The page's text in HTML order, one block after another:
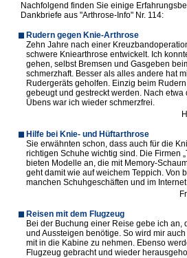
Nachfolgend finden Sie einige
Dankbriefe aus "Arthrose-Info" Nr. 114:
Rudern gegen Knie-Arthrose
Zehn Jahre nach einer
schwere Kniearthrose entwickelt. Ich
gehen, selbst Bremsen und Gasgeben
schmerzhaft. Besser als alles andere hat
Rudergeräts geholfen. Einzig beim
gebeugt und gestreckt werden. Nach etwa
Übens war ich wieder schmerzfrei.
Hilfe bei Knie- und Hüftarthrose
Sie erwähnten schon, dass auch für die
richtigen Schuhe wichtig sind. Die Firmen
bieten Modelle an, die mit Memory-
geht damit wie auf weichem Teppich. Von
manchen Schuhgeschäften und im
Reisen mit dem Flugzeug
Bei der Buchung einer Reise gebe ich an,
und Aussteigen benötige. So wird mir
mit in die Kabine zu nehmen. Ebenso
Flugzeug gebracht und wieder